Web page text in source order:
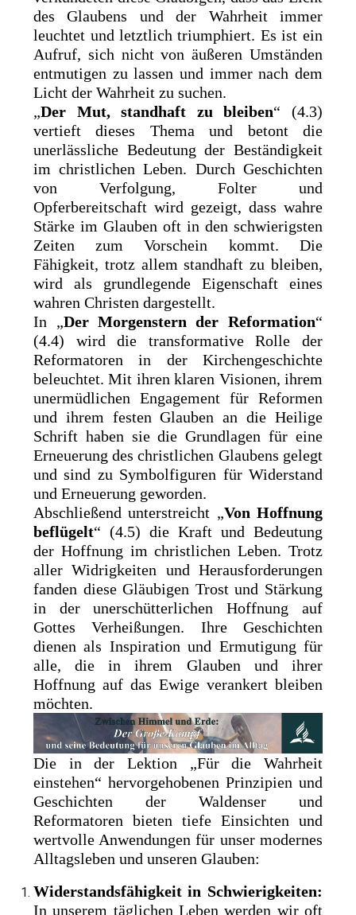
des Glaubens und der Wahrheit immer
leuchtet und letztlich triumphiert. Es ist ein
Aufruf, sich nicht von äußeren Umständen
entmutigen zu lassen und immer nach dem
Licht der Wahrheit zu suchen.
„Der Mut, standhaft zu bleiben“ (4.3)
vertieft dieses Thema und betont die
unerlässliche Bedeutung der Beständigkeit
im christlichen Leben. Durch Geschichten
von Verfolgung, Folter und
Opferbereitschaft wird gezeigt, dass wahre
Stärke im Glauben oft in den schwierigsten
Zeiten zum Vorschein kommt. Die
Fähigkeit, trotz allem standhaft zu bleiben,
wird als grundlegende Eigenschaft eines
wahren Christen dargestellt.
In „Der Morgenstern der Reformation“
(4.4) wird die transformative Rolle der
Reformatoren in der Kirchengeschichte
beleuchtet. Mit ihren klaren Visionen, ihrem
unermüdlichen Engagement für Reformen
und ihrem festen Glauben an die Heilige
Schrift haben sie die Grundlagen für eine
Erneuerung des christlichen Glaubens gelegt
und sind zu Symbolfiguren für Widerstand
und Erneuerung geworden.
Abschließend unterstreicht „Von Hoffnung
beflügelt“ (4.5) die Kraft und Bedeutung
der Hoffnung im christlichen Leben. Trotz
aller Widrigkeiten und Herausforderungen
fanden diese Gläubigen Trost und Stärkung
in der unerschütterlichen Hoffnung auf
Gottes Verheißungen. Ihre Geschichten
dienen als Inspiration und Ermutigung für
alle, die in ihrem Glauben und ihrer
Hoffnung auf das Ewige verankert bleiben
möchten.
Die in der Lektion „Für die Wahrheit
einstehen“ hervorgehobenen Prinzipien und
Geschichten der Waldenser und
Reformatoren bieten tiefe Einsichten und
wertvolle Anwendungen für unser modernes
Alltagsleben und unseren Glauben:
Widerstandsfähigkeit in Schwierigkeiten:
In unserem täglichen Leben werden wir oft